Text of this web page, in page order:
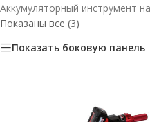
Аккумуляторный инструмент
Показаны все (3)
Показать боковую панель